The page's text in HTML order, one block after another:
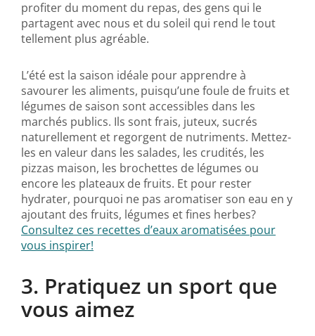
profiter du moment du repas, des gens qui le
partagent avec nous et du soleil qui rend le tout
tellement plus agréable.
L’été est la saison idéale pour apprendre à
savourer les aliments, puisqu’une foule de fruits et
légumes de saison sont accessibles dans les
marchés publics. Ils sont frais, juteux, sucrés
naturellement et regorgent de nutriments. Mettez-
les en valeur dans les salades, les crudités, les
pizzas maison, les brochettes de légumes ou
encore les plateaux de fruits. Et pour rester
hydrater, pourquoi ne pas aromatiser son eau en y
ajoutant des fruits, légumes et fines herbes?
Consultez ces recettes d’eaux aromatisées pour
vous inspirer!
3. Pratiquez un sport que
vous aimez